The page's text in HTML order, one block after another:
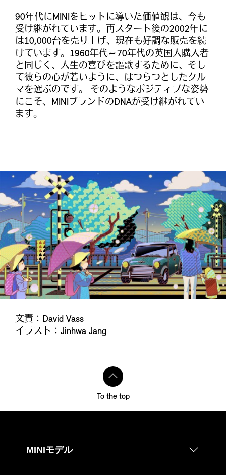
90年代にMINIをヒットに導いた価値観は、今も
受け継がれています。再スタート後の2002年に
は10,000台を売り上げ、現在も好調な販売を続
けています。1960年代～70年代の英国人購入者
と同じく、人生の喜びを謳歌するために、そし
て彼らの心が若いように、はつらつとしたクル
マを選ぶのです。 そのようなポジティブな姿勢
にこそ、MINIブランドのDNAが受け継がれてい
ます。
文責：David Vass
イラスト：Jinhwa Jang
To the top
MINIモデル